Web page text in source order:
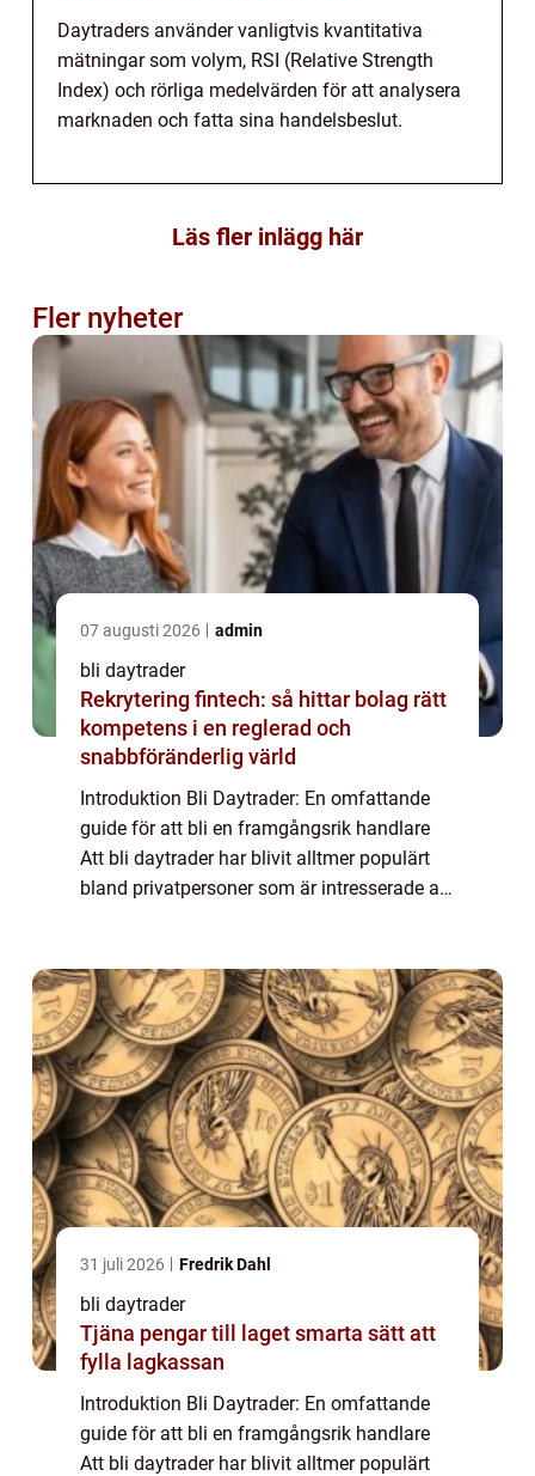
Daytraders använder vanligtvis kvantitativa
mätningar som volym, RSI (Relative Strength
Index) och rörliga medelvärden för att analysera
marknaden och fatta sina handelsbeslut.
Läs fler inlägg här
Fler nyheter
07 augusti 2026 admin
bli daytrader
Rekrytering fintech: så hittar bolag rätt
kompetens i en reglerad och
snabbföränderlig värld
Introduktion Bli Daytrader: En omfattande
guide för att bli en framgångsrik handlare
Att bli daytrader har blivit alltmer populärt
bland privatpersoner som är intresserade av
31 juli 2026 Fredrik Dahl
bli daytrader
Tjäna pengar till laget smarta sätt att
fylla lagkassan
Introduktion Bli Daytrader: En omfattande
guide för att bli en framgångsrik handlare
Att bli daytrader har blivit alltmer populärt